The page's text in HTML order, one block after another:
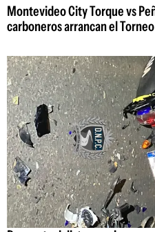
Montevideo City Torque vs
carboneros arrancan el